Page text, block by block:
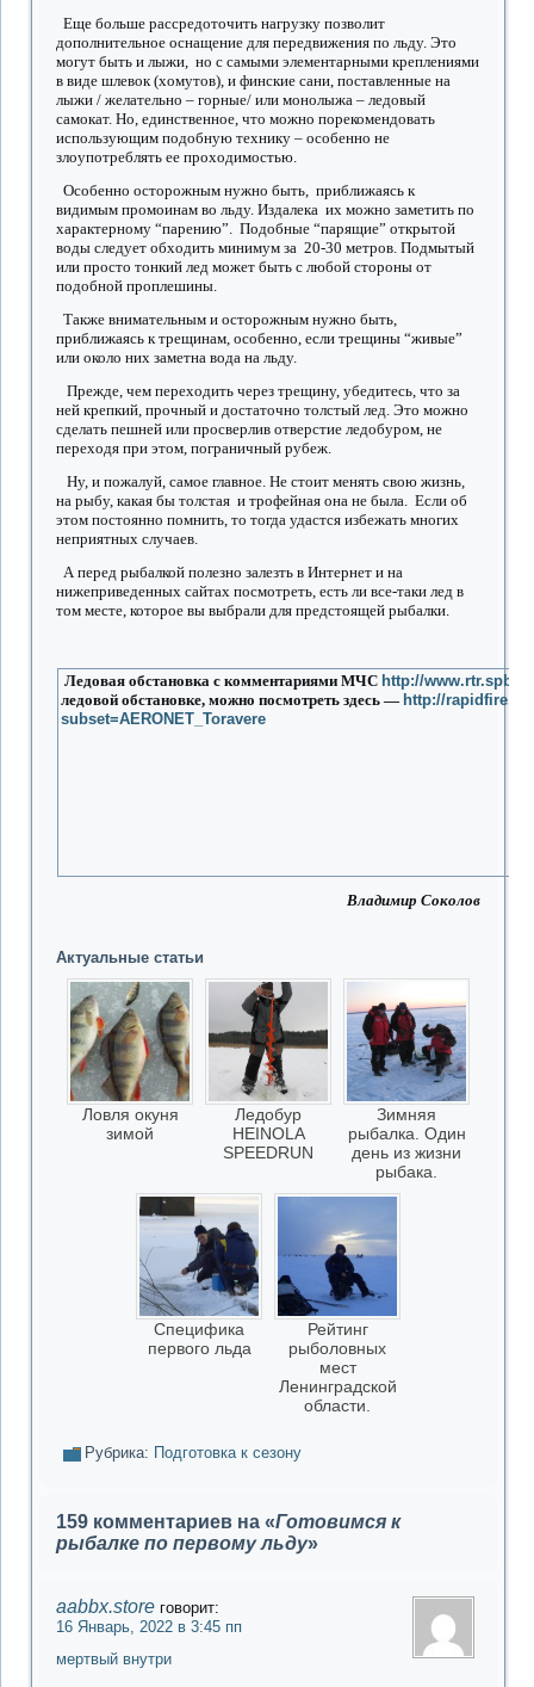
Еще больше рассредоточить нагрузку позволит
дополнительное оснащение для передвижения по льду. Это
могут быть и лыжи, но с самыми элементарными креплениями
в виде шлевок (хомутов), и финские сани, поставленные на
лыжи / желательно – горные/ или монолыжа – ледовый
самокат. Но, единственное, что можно порекомендовать
использующим подобную технику – особенно не
злоупотреблять ее проходимостью.
Особенно осторожным нужно быть, приближаясь к
видимым промоинам во льду. Издалека их можно заметить по
характерному “парению”. Подобные “парящие” открытой
воды следует обходить минимум за 20-30 метров. Подмытый
или просто тонкий лед может быть с любой стороны от
подобной проплешины.
Также внимательным и осторожным нужно быть,
приближаясь к трещинам, особенно, если трещины “живые”
или около них заметна вода на льду.
Прежде, чем переходить через трещину, убедитесь, что за
ней крепкий, прочный и достаточно толстый лед. Это можно
сделать пешней или просверлив отверстие ледобуром, не
переходя при этом, пограничный рубеж.
Ну, и пожалуй, самое главное. Не стоит менять свою жизнь,
на рыбу, какая бы толстая и трофейная она не была. Если об
этом постоянно помнить, то тогда удастся избежать многих
неприятных случаев.
А перед рыбалкой полезно залезть в Интернет и на
нижеприведенных сайтах посмотреть, есть ли все-таки лед в
том месте, которое вы выбрали для предстоящей рыбалки.
Ледовая обстановка с комментариями МЧС http://
ледовой обстановке, можно посмотреть здесь — http://
subset=AERONET_Toravere
Владимир Соколов
Актуальные статьи
Ловля окуня
зимой
Ледобур
HEINOLA
SPEEDRUN
Зимняя
рыбалка. Один
день из жизни
рыбака.
Специфика
первого льда
Рейтинг
рыболовных
мест
Ленинградской
области.
Рубрика: Подготовка к сезону
159 комментариев на «Готовимся к
рыбалке по первому льду»
aabbx.store говорит:
16 Январь, 2022 в 3:45 пп
мертвый внутри